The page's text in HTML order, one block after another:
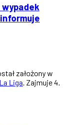
założony w
La Liga . Zajmuje 4.